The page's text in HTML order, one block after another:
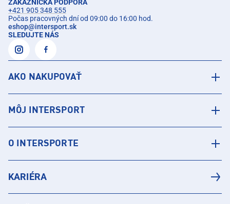
ZÁKAZNÍCKA PODPORA
+421 905 348 555
Počas pracovných dní od 09:00 do 16:00 hod.
eshop@intersport.sk
SLEDUJTE NÁS
AKO NAKUPOVAŤ
MÔJ INTERSPORT
O INTERSPORTE
KARIÉRA